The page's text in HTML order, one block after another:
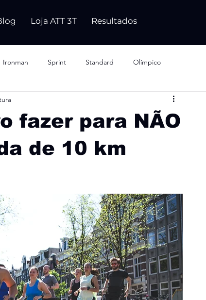
Loja ATT 3T Resultados
Ironman Sprint Standard Olímpico
fazer para NÃO
de 10 km